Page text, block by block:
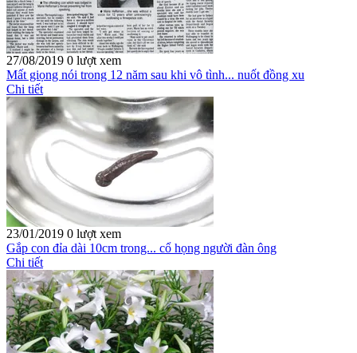
27/08/2019 0 lượt xem
Mất giọng nói trong 12 năm sau khi vô tình... nuốt đồng xu
Chi tiết
23/01/2019 0 lượt xem
Gắp con đỉa dài 10cm trong... cổ họng người đàn ông
Chi tiết